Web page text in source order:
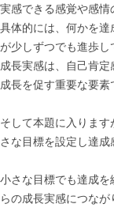
実感できる感覚や感情
具体的には、何かを
が少しずつでも進歩し
成長実感は、自己肯
成長を促す重要な要素
そして本題に入りま
さな目標を設定し達成
小さな目標でも達成
らの成長実感につなが